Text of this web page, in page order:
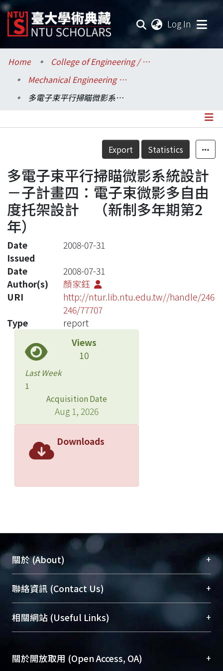
Log In
Communities & Collections
Research Outputs
Statistics
Home
College of Engineering / 工學院
Mechanical Engineering / 機械工程學系
多電子束平行掃瞄微影系統設計－子計畫四：電子束微影多自由度托架設計 （新制多年期第2年）
Details
Export Statistics
多電子束平行掃瞄微影系統設計
－子計畫四：電子束微影多自由
度托架設計 （新制多年期第2
年）
Date
Issued
2008-07-31
Date
2008-07-31
Author(s)
顏家鈺
URI
http://ntur.lib.ntu.edu.tw//handle/246
246/77707
Type
report
Views
10
Last Week
1
Acquisition Date
Aug 1, 2026
Downloads
關於 (About) +
臺大位居世界頂尖大學之列，為永久珍藏及向國際
展現本校豐碩的研究成果及學術能量，圖書館整合
機構典藏（NTUR）與學術庫（AH）不同功能平
台，成為臺大學術典藏NTU scholars。期能整合研
成果。
聯絡資訊 (Contact Us) +
總館學科館員(Main Library)
醫學圖書館學科館員(Medical Library)
Sciences Library)
相關網站 (Useful Links) +
關於開放取用 (Open Access, OA) +